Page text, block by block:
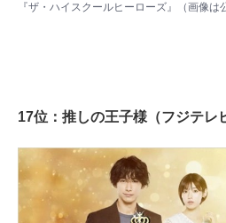
『ザ・ハイスクールヒーローズ』（画像は
17位：推しの王子様（フジテレ